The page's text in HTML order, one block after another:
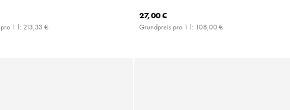
1 l: 213,33 €
27,00 €
Grundpreis pro 1 l: 108,00 €